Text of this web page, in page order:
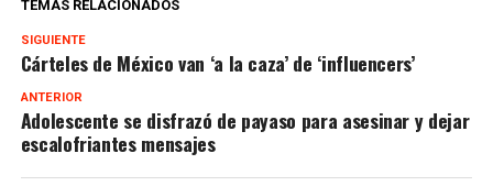
TEMAS RELACIONADOS
SIGUIENTE
Cárteles de México van ‘a la caza’ de ‘influencers’
ANTERIOR
Adolescente se disfrazó de payaso para asesinar y dejar
escalofriantes mensajes